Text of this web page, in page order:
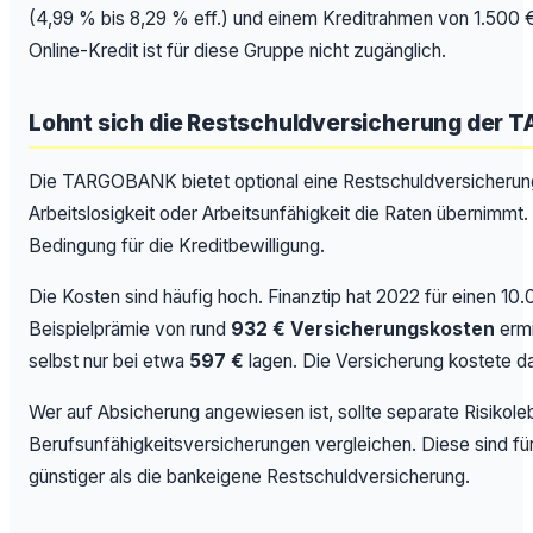
(4,99 % bis 8,29 % eff.) und einem Kreditrahmen von
Online-Kredit ist für diese Gruppe nicht zugänglich.
Lohnt sich die Restschuldversicherung der
Die TARGOBANK bietet optional eine
Arbeitslosigkeit oder Arbeitsunfähigkeit die Raten
Bedingung für die Kreditbewilligung.
Die Kosten sind häufig hoch. Finanztip hat 2022 für einen
Beispielprämie von rund 932 € Versicherungskosten
selbst nur bei etwa 597 € lagen. Die Versicherung kostete
Wer auf Absicherung angewiesen ist, sollte separate
Berufsunfähigkeitsversicherungen vergleichen. Diese sind
günstiger als die bankeigene Restschuldversicherung.